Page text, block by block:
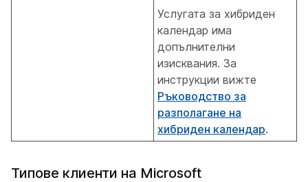
Услугата за хибриден
календар има
допълнителни
изисквания. За
инструкции вижте
Ръководство за
разполагане на
хибриден календар.
Типове клиенти на Microsoft